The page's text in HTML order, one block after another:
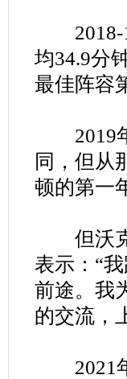
2018-
均34.9分
最佳阵容
2019年
同，但从
顿的第一
但沃克
表示：“
前途。我
的交流，
2021年